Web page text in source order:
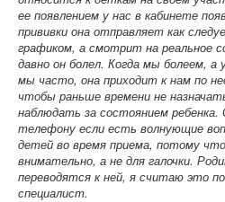
ее появлением у нас в кабинете
прививки она отправляет как
графиком, а смотрит на реальное
давно он болел. Когда мы болеем,
мы часто, она приходит к нам по
чтобы раньше времени не
наблюдать за состоянием
телефону если есть волнующие
детей во время приема, потому
внимательно, а не для галочки.
переводятся к ней, я считаю это
специалист.